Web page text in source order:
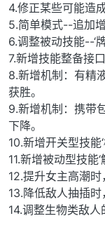
4.修正某些可能造
5.简单模式--追加
6.调整被动技能--‘牌
7.新增技能整备接
8.新增机制：有精
获胜。
9.新增机制：携带
下降。
10.新增开关型技能
11.新增被动型技能
12.提升女主高潮时
13.降低敌人抽插时
14.调整生物类敌人